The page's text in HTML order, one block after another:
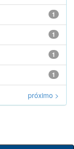
1
1
1
1
próximo >